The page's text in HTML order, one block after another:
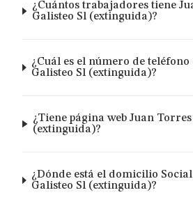
¿Cuántos trabajadores tiene
Galisteo Sl (extinguida)?
¿Cuál es el número de
Galisteo Sl (extinguida)?
¿Tiene página web Juan
(extinguida)?
¿Dónde está el domicilio
Galisteo Sl (extinguida)?